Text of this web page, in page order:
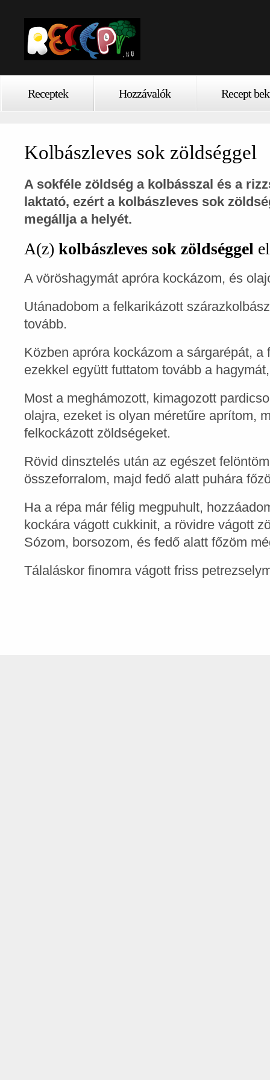
Receptek Hozzávalók Recept
Kolbászleves sok zöldséggel
A sokféle zöldség a kolbásszal és a
laktató, ezért a kolbászleves sok
megállja a helyét.
A(z) kolbászleves sok zöldséggel
A vöröshagymát apróra kockázom, és
Utánadobom a felkarikázott
tovább.
Közben apróra kockázom a sárgarépát, a
ezekkel együtt futtatom tovább a
Most a meghámozott, kimagozott
olajra, ezeket is olyan méretűre aprítom,
felkockázott zöldségeket.
Rövid dinsztelés után az egészet
összeforralom, majd fedő alatt puhára
Ha a répa már félig megpuhult,
kockára vágott cukkinit, a rövidre vágott
Sózom, borsozom, és fedő alatt főzöm
Tálaláskor finomra vágott friss